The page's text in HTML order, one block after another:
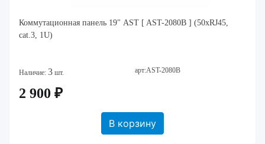
Коммутационная панель 19" AST [ AST-2080B ] (50xRJ45,
cat.3, 1U)
Наличие: 3 шт. арт:AST-2080B
2 900 ₽
В корзину